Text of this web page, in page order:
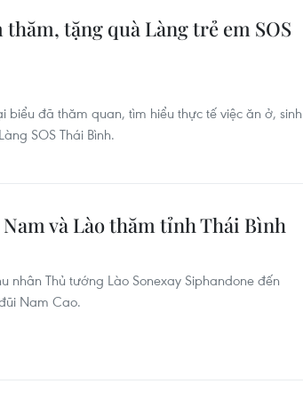
tặng quà Làng trẻ em SOS
biểu đã thăm quan, tìm hiểu thực tế việc ăn ở, sinh
SOS Thái Bình.
và Lào thăm tỉnh Thái Bình
nhân Thủ tướng Lào Sonexay Siphandone đến
Nam Cao.